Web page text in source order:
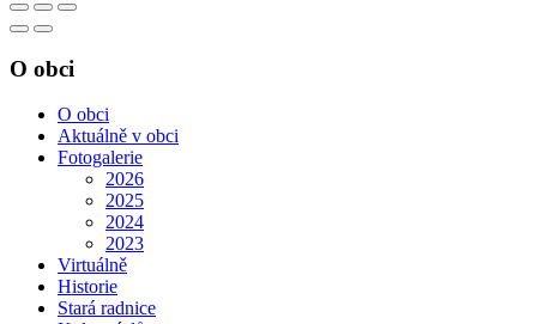
O obci
O obci
Aktuálně v obci
Fotogalerie
2026
2025
2024
2023
Virtuálně
Historie
Stará radnice